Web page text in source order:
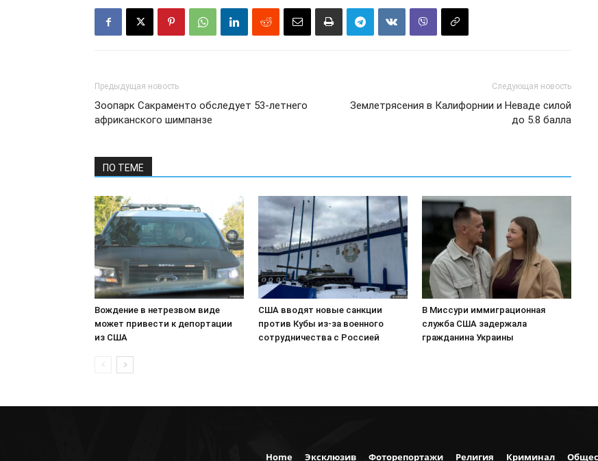
Предыдущая новость
Зоопарк Сакраменто обследует 53-летнего
африканского шимпанзе
Следующая новость
Землетрясения в Калифорнии и Неваде силой
до 5.8 балла
ПО ТЕМЕ
Вождение в нетрезвом виде
может привести к депортации
из США
США вводят новые санкции
против Кубы из-за военного
сотрудничества с Россией
В Миссури иммиграционная
служба США задержала
гражданина Украины
Home Эксклюзив Фоторепортажи Религия Криминал